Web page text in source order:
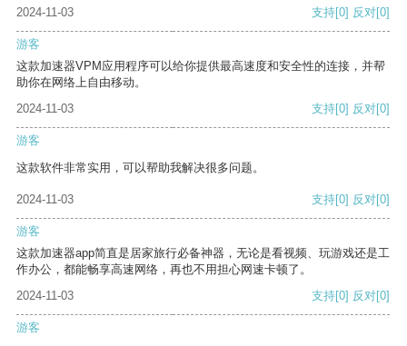
2024-11-03 支持[0] 反对[0]
游客
这款加速器VPM应用程序可以给你提供最高速度和安全性的连接，并帮
助你在网络上自由移动。
2024-11-03
支持[0] 反对[0]
游客
这款软件非常实用，可以帮助我解决很多问题。
2024-11-03 支持[0] 反对[0]
游客
这款加速器app简直是居家旅行必备神器，无论是看视频、玩游戏还是工
作办公，都能畅享高速网络，再也不用担心网速卡顿了。
2024-11-03
支持[0] 反对[0]
游客